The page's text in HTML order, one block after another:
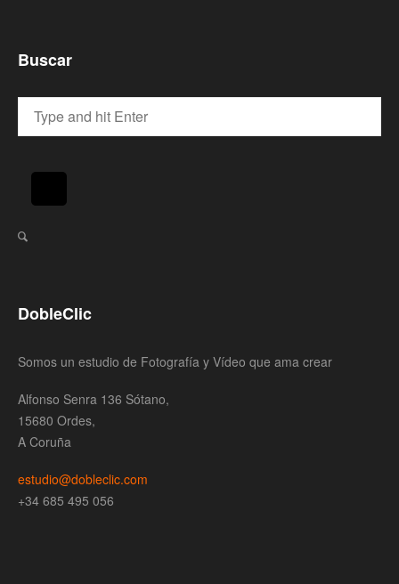
Buscar
DobleClic
Somos un estudio de Fotografía y Vídeo que ama crear
Alfonso Senra 136 Sótano,
15680 Ordes,
A Coruña
estudio@dobleclic.com
+34 685 495 056